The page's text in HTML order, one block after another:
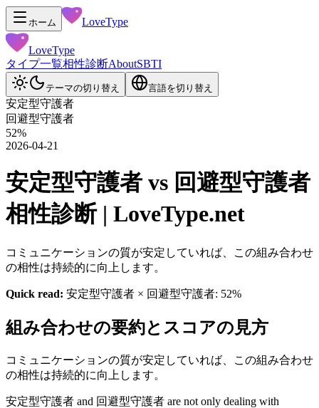
ホーム LoveType
LoveType
タイプ一覧相性診断AboutSBTI
テーマの切り替え 言語を切り替え
安定型守護者
回避型守護者
52%
2026-04-21
安定型守護者 vs 回避型守護者
相性診断 | LoveType.net
コミュニケーションの質が安定していれば、この組み合わせ
の相性は持続的に向上します。
Quick read: 安定型守護者 × 回避型守護者: 52%
組み合わせの要約とスコアの見方
コミュニケーションの質が安定していれば、この組み合わせ
の相性は持続的に向上します。
安定型守護者 and 回避型守護者 are not only dealing with